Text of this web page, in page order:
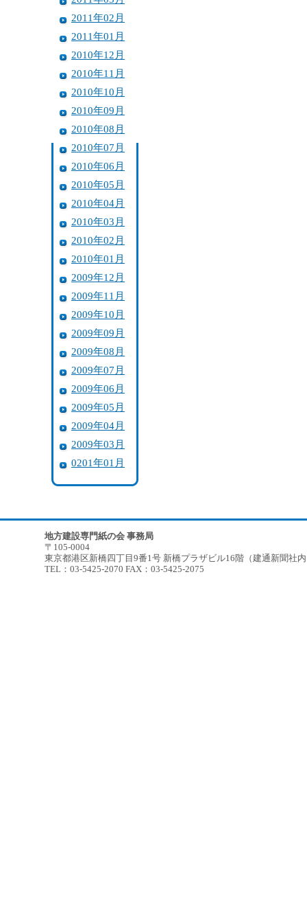
2011年02月
2011年01月
2010年12月
2010年11月
2010年10月
2010年09月
2010年08月
2010年07月
2010年06月
2010年05月
2010年04月
2010年03月
2010年02月
2010年01月
2009年12月
2009年11月
2009年10月
2009年09月
2009年08月
2009年07月
2009年06月
2009年05月
2009年04月
2009年03月
0201年01月
地方建設専門紙の会 事務局
〒105-0004
東京都港区新橋四丁目9番1号 新橋プラザビル16階（建通新聞社
TEL：03-5425-2070 FAX：03-5425-2075